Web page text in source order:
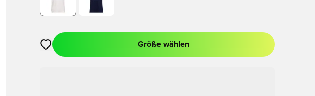
Öffnet ein Fenster zum Anmelden oder Registrieren als Mitglied
Größe wählen